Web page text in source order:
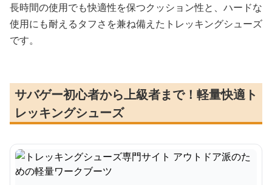
長時間の使用でも快適性を保つクッション性と、ハードな
使用にも耐えるタフさを兼ね備えたトレッキングシューズ
です。
サバゲー初心者から上級者まで！軽量快適ト
レッキングシューズ